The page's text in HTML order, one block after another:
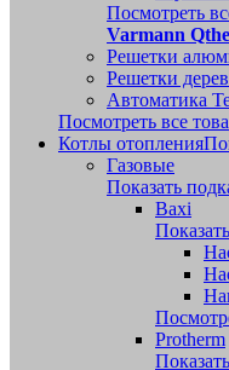
Посмотреть
Varmann
Решетки
Решетки
Автоматика
Посмотреть все
Котлы отопления
Газовые
Показать
Baxi
Protherm